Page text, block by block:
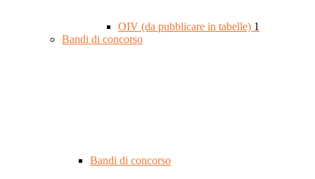
OIV (da pubblicare in tabelle) 1
Bandi di concorso
Bandi di concorso